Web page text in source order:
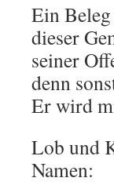
Ein
dieser
seiner
denn
Er wird
Lob und
Namen: